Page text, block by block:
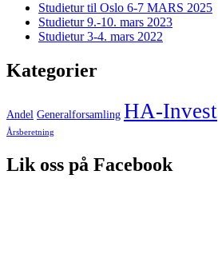
Studietur til Oslo 6-7 MARS 2025
Studietur 9.-10. mars 2023
Studietur 3-4. mars 2022
Kategorier
Andel Generalforsamling HA-Invest
Årsberetning
Lik oss på Facebook